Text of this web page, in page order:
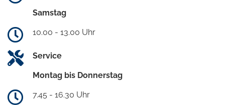
Samstag
10.00 - 13.00 Uhr
Service
Montag bis Donnerstag
7.45 - 16.30 Uhr